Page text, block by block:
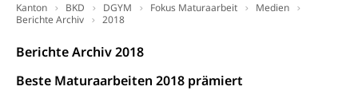
Kanton BKD DGYM Fokus Maturaarbeit
Medien
Berichte Archiv
2018
Berichte Archiv 2018
Beste Maturaarbeiten 2018 prämiert
Suchtprävention
Kranken- und Unfallversicherung
(gruezi.lu.ch)
Krankenversicherung (WAS Luzern)
Sucht und Drogen
Drogenabhängigkeit, Drogensucht,
Arzneimittelabhängigkeit, Suchtkrankheit,